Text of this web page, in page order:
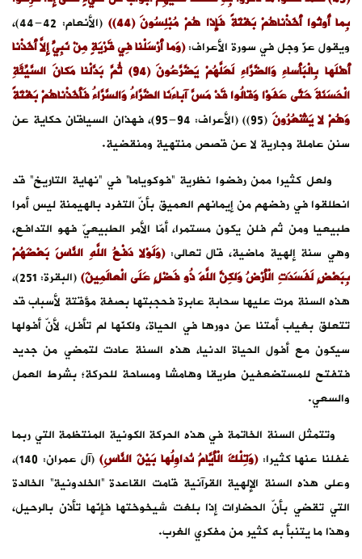
بِما أُوتُوا أَخَذْناهُمْ بَغْتَةً فَإِذا هُمْ مُبْلِسُونَ (44))
(الأنعام: 42-44)،
ويقول عزّ وجل في سورة الأعراف:(وَما أَرْسَلْنا فِي قَرْيَةٍ مِنْ نَبِيٍّ إِلاَّ أَخَذْنا
أَهْلَها بِالْبَأْساءِ وَالضَّرَّاءِ لَعَلَّهُمْ يَضَّرَّعُونَ (94) ثُمَّ بَدَّلْنا مَكانَ السَّيِّئَةِ
الْحَسَنَةَ حَتَّى عَفَوْا وَقالُوا قَدْ مَسَّ آباءَنَا الضَّرَّاءُ وَالسَّرَّاءُ فَأَخَذْناهُمْ بَغْتَةً
وَهُمْ لا يَشْعُرُونَ
(95)) (الأعراف: 94-95)، فهذان السياقان حكاية عن
سنن عاملة وجارية لا عن قصص منتهية ومنقضية.
ولعل كثيرا ممن رفضوا نظرية “فوكوياما” في “نهاية التاريخ” قد
انطلقوا في رفضهم من إيمانهم العميق بأنّ التفرد بالهيمنة ليس أمرا
طبيعيا ومن ثم فلن يكون مستمرا، أمّا الأمر الطبيعيّ فهو التدافع،
وهي سنة إلهية ماضية، قال تعالى:(وَلَوْلا دَفْعُ اللَّهِ النَّاسَ بَعْضَهُمْ
بِبَعْضٍ لَفَسَدَتِ الْأَرْضُ وَلكِنَّ اللَّهَ ذُو فَضْلٍ عَلَى الْعالَمِينَ)
(البقرة: 251)،
هذه السنة مرت عليها سحابة عابرة فحجبتها بصفة مؤقتة لأسباب قد
تتعلق بغياب أمتنا عن دورها في الحياة، ولكنّها لم تأفل، لأنّ أفولها
سيكون مع أفول الحياة الدنيا، هذه السنة عادت لتمضي من جديد
فتفتح للمستضعفين طريقا وهامشا ومساحة للحركة؛ بشرط العمل
والسعي.
وتتمثل السنة الخاتمة في هذه الحركة الكونية المنتظمة التي ربما
غفلنا عنها كثيرا:(وَتِلْكَ الْأَيَّامُ نُداوِلُها بَيْنَ النَّاسِ)
(آل عمران: 140)،
وعلى هذه السنة الإلهية القرآنية قامت القاعدة “الخلدونية” الخالدة
التي تقضي بأنّ الحضارات إذا بلغت شيخوختها فإنّها تأذن بالرحيل،
وهذا ما يتنبأ به كثير من مفكري الغرب.